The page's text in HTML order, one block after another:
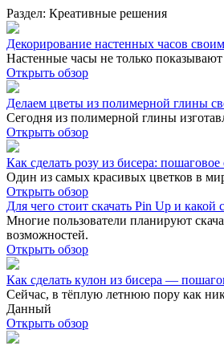
Раздел: Креативные решения
Декорирование настенных часов
Настенные часы не только
Открыть обзор
Делаем цветы из полимерной глины
Сегодня из полимерной глины
Открыть обзор
Как сделать розу из бисера:
Один из самых красивых цветков в
Открыть обзор
Для чего стоит скачать Pin Up и какой
Многие пользователи планируют
возможностей.
Открыть обзор
Как сделать кулон из бисера —
Сейчас, в тёплую летнюю пору как
Данный
Открыть обзор